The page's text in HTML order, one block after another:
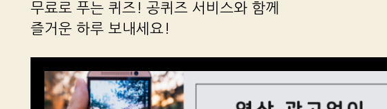
무료로 푸는 퀴즈! 공퀴즈 서비스와 함께
즐거운 하루 보내세요!